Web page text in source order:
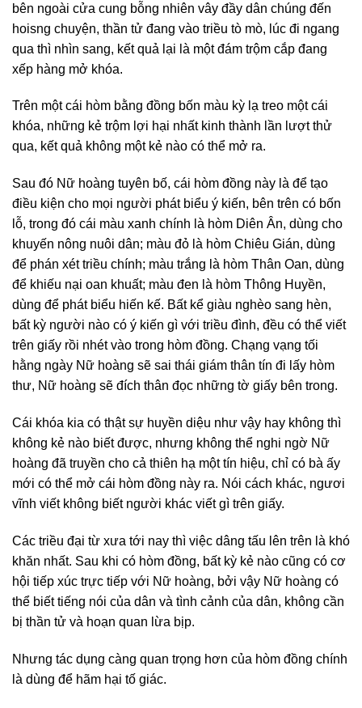
bên ngoài cửa cung bỗng nhiên vây đầy dân chúng đến
hoisng chuyện, thần tử đang vào triều tò mò, lúc đi ngang
qua thì nhìn sang, kết quả lại là một đám trộm cắp đang
xếp hàng mở khóa.
Trên một cái hòm bằng đồng bốn màu kỳ lạ treo một cái
khóa, những kẻ trộm lợi hại nhất kinh thành lần lượt thử
qua, kết quả không một kẻ nào có thể mở ra.
Sau đó Nữ hoàng tuyên bố, cái hòm đồng này là để tạo
điều kiện cho mọi người phát biểu ý kiến, bên trên có bốn
lỗ, trong đó cái màu xanh chính là hòm Diên Ân, dùng cho
khuyến nông nuôi dân; màu đỏ là hòm Chiêu Gián, dùng
để phán xét triều chính; màu trắng là hòm Thân Oan, dùng
để khiếu nại oan khuất; màu đen là hòm Thông Huyền,
dùng để phát biểu hiến kế. Bất kể giàu nghèo sang hèn,
bất kỳ người nào có ý kiến gì với triều đình, đều có thể viết
trên giấy rồi nhét vào trong hòm đồng. Chạng vạng tối
hằng ngày Nữ hoàng sẽ sai thái giám thân tín đi lấy hòm
thư, Nữ hoàng sẽ đích thân đọc những tờ giấy bên trong.
Cái khóa kia có thật sự huyền diệu như vậy hay không thì
không kẻ nào biết được, nhưng không thể nghi ngờ Nữ
hoàng đã truyền cho cả thiên hạ một tín hiệu, chỉ có bà ấy
mới có thể mở cái hòm đồng này ra. Nói cách khác, ngươi
vĩnh viết không biết người khác viết gì trên giấy.
Các triều đại từ xưa tới nay thì việc dâng tấu lên trên là khó
khăn nhất. Sau khi có hòm đồng, bất kỳ kẻ nào cũng có cơ
hội tiếp xúc trực tiếp với Nữ hoàng, bởi vậy Nữ hoàng có
thể biết tiếng nói của dân và tình cảnh của dân, không cần
bị thần tử và hoạn quan lừa bịp.
Nhưng tác dụng càng quan trọng hơn của hòm đồng chính
là dùng để hãm hại tố giác.